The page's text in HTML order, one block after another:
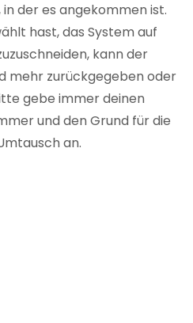
der es angekommen ist.
hast, das System auf
kann der
mehr zurückgegeben oder
gebe immer deinen
und den Grund für die
an.